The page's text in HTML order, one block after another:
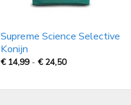
Supreme Science Selective
Konijn
€ 14,99 - € 24,50Prijsklasse:
€